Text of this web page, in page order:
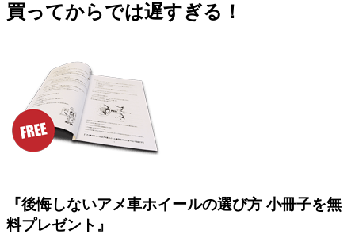
買ってからでは遅すぎる！
『後悔しないアメ車ホイールの選び方 小冊子を無
料プレゼント』